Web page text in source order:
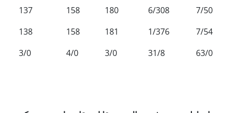
137
158 180 6/308
7/50
138
158 181 1/376
7/54
3/0
4/0 3/0 31/8 63/0